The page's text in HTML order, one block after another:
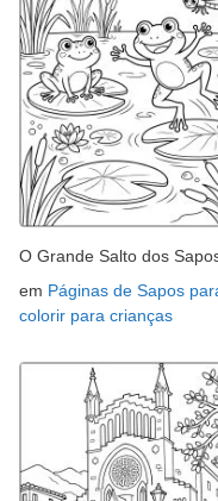
O Grande Salto dos
em Páginas de Sapos
colorir para crianças